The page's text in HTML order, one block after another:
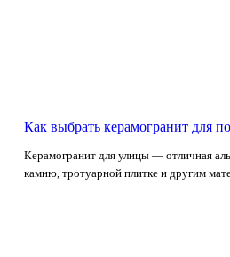
Как выбрать керамогранит для
Керамогранит для улицы — отличная
камню, тротуарной плитке и другим